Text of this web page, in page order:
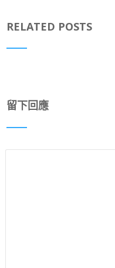
RELATED POSTS
留下回應